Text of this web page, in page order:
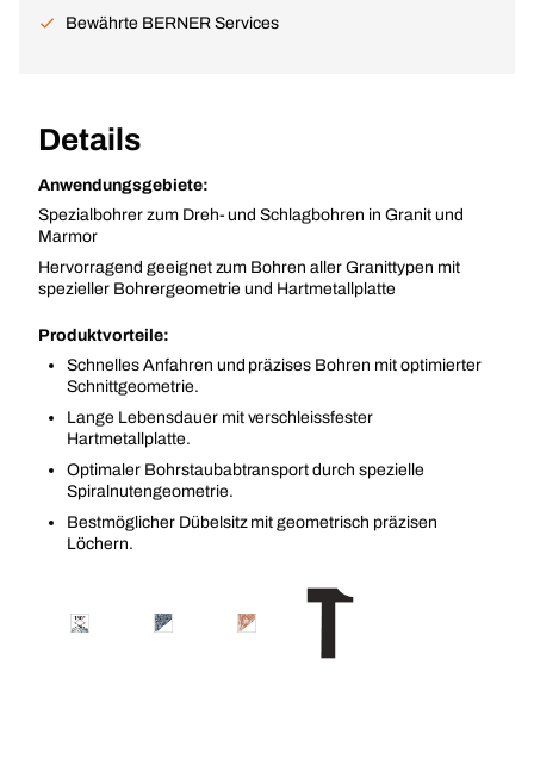
Bewährte BERNER Services
Details
Anwendungsgebiete:
Spezialbohrer zum Dreh- und Schlagbohren in Granit und
Marmor
Hervorragend geeignet zum Bohren aller Granittypen mit
spezieller Bohrergeometrie und Hartmetallplatte
Produktvorteile:
Schnelles Anfahren und präzises Bohren mit optimierter
Schnittgeometrie.
Lange Lebensdauer mit verschleissfester
Hartmetallplatte.
Optimaler Bohrstaubabtransport durch spezielle
Spiralnutengeometrie.
Bestmöglicher Dübelsitz mit geometrisch präzisen
Löchern.